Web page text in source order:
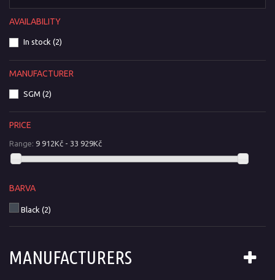
AVAILABILITY
In stock (2)
MANUFACTURER
SGM (2)
PRICE
Range: 9 912Kč - 33 929Kč
BARVA
Black (2)
MANUFACTURERS